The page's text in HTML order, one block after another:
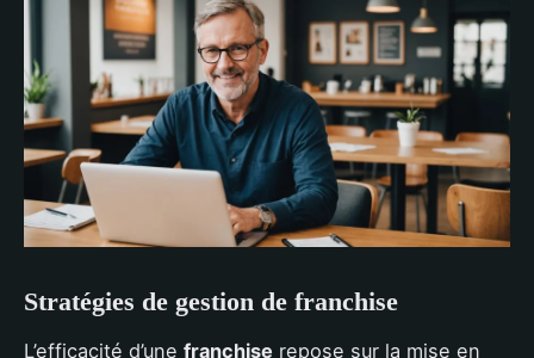
Stratégies de gestion de franchise
L’efficacité d’une franchise repose sur la mise en